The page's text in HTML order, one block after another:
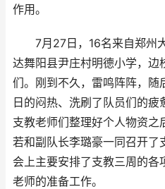
作用。
7月27日，16名来自郑州
达舞阳县尹庄村明德小学，边
们。刚到不久，雷鸣阵阵，随
日的闷热、洗刷了队员们的疲
支教老师们整理好个人物资
若和副队长李璐豪一同召开了
会上主要安排了支教三周的各
老师的准备工作。